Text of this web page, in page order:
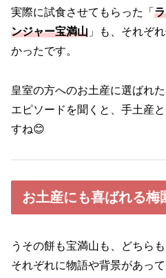
実際に試食させてもらった「
ンジャー宝満山 」も、それぞ
かったです。
皇室の方へのお土産に選ばれ
エピソードを聞くと、手土産
すね😊
お土産にも喜ばれる梅
うその餅も宝満山も、どちら
それぞれに物語や背景があっ